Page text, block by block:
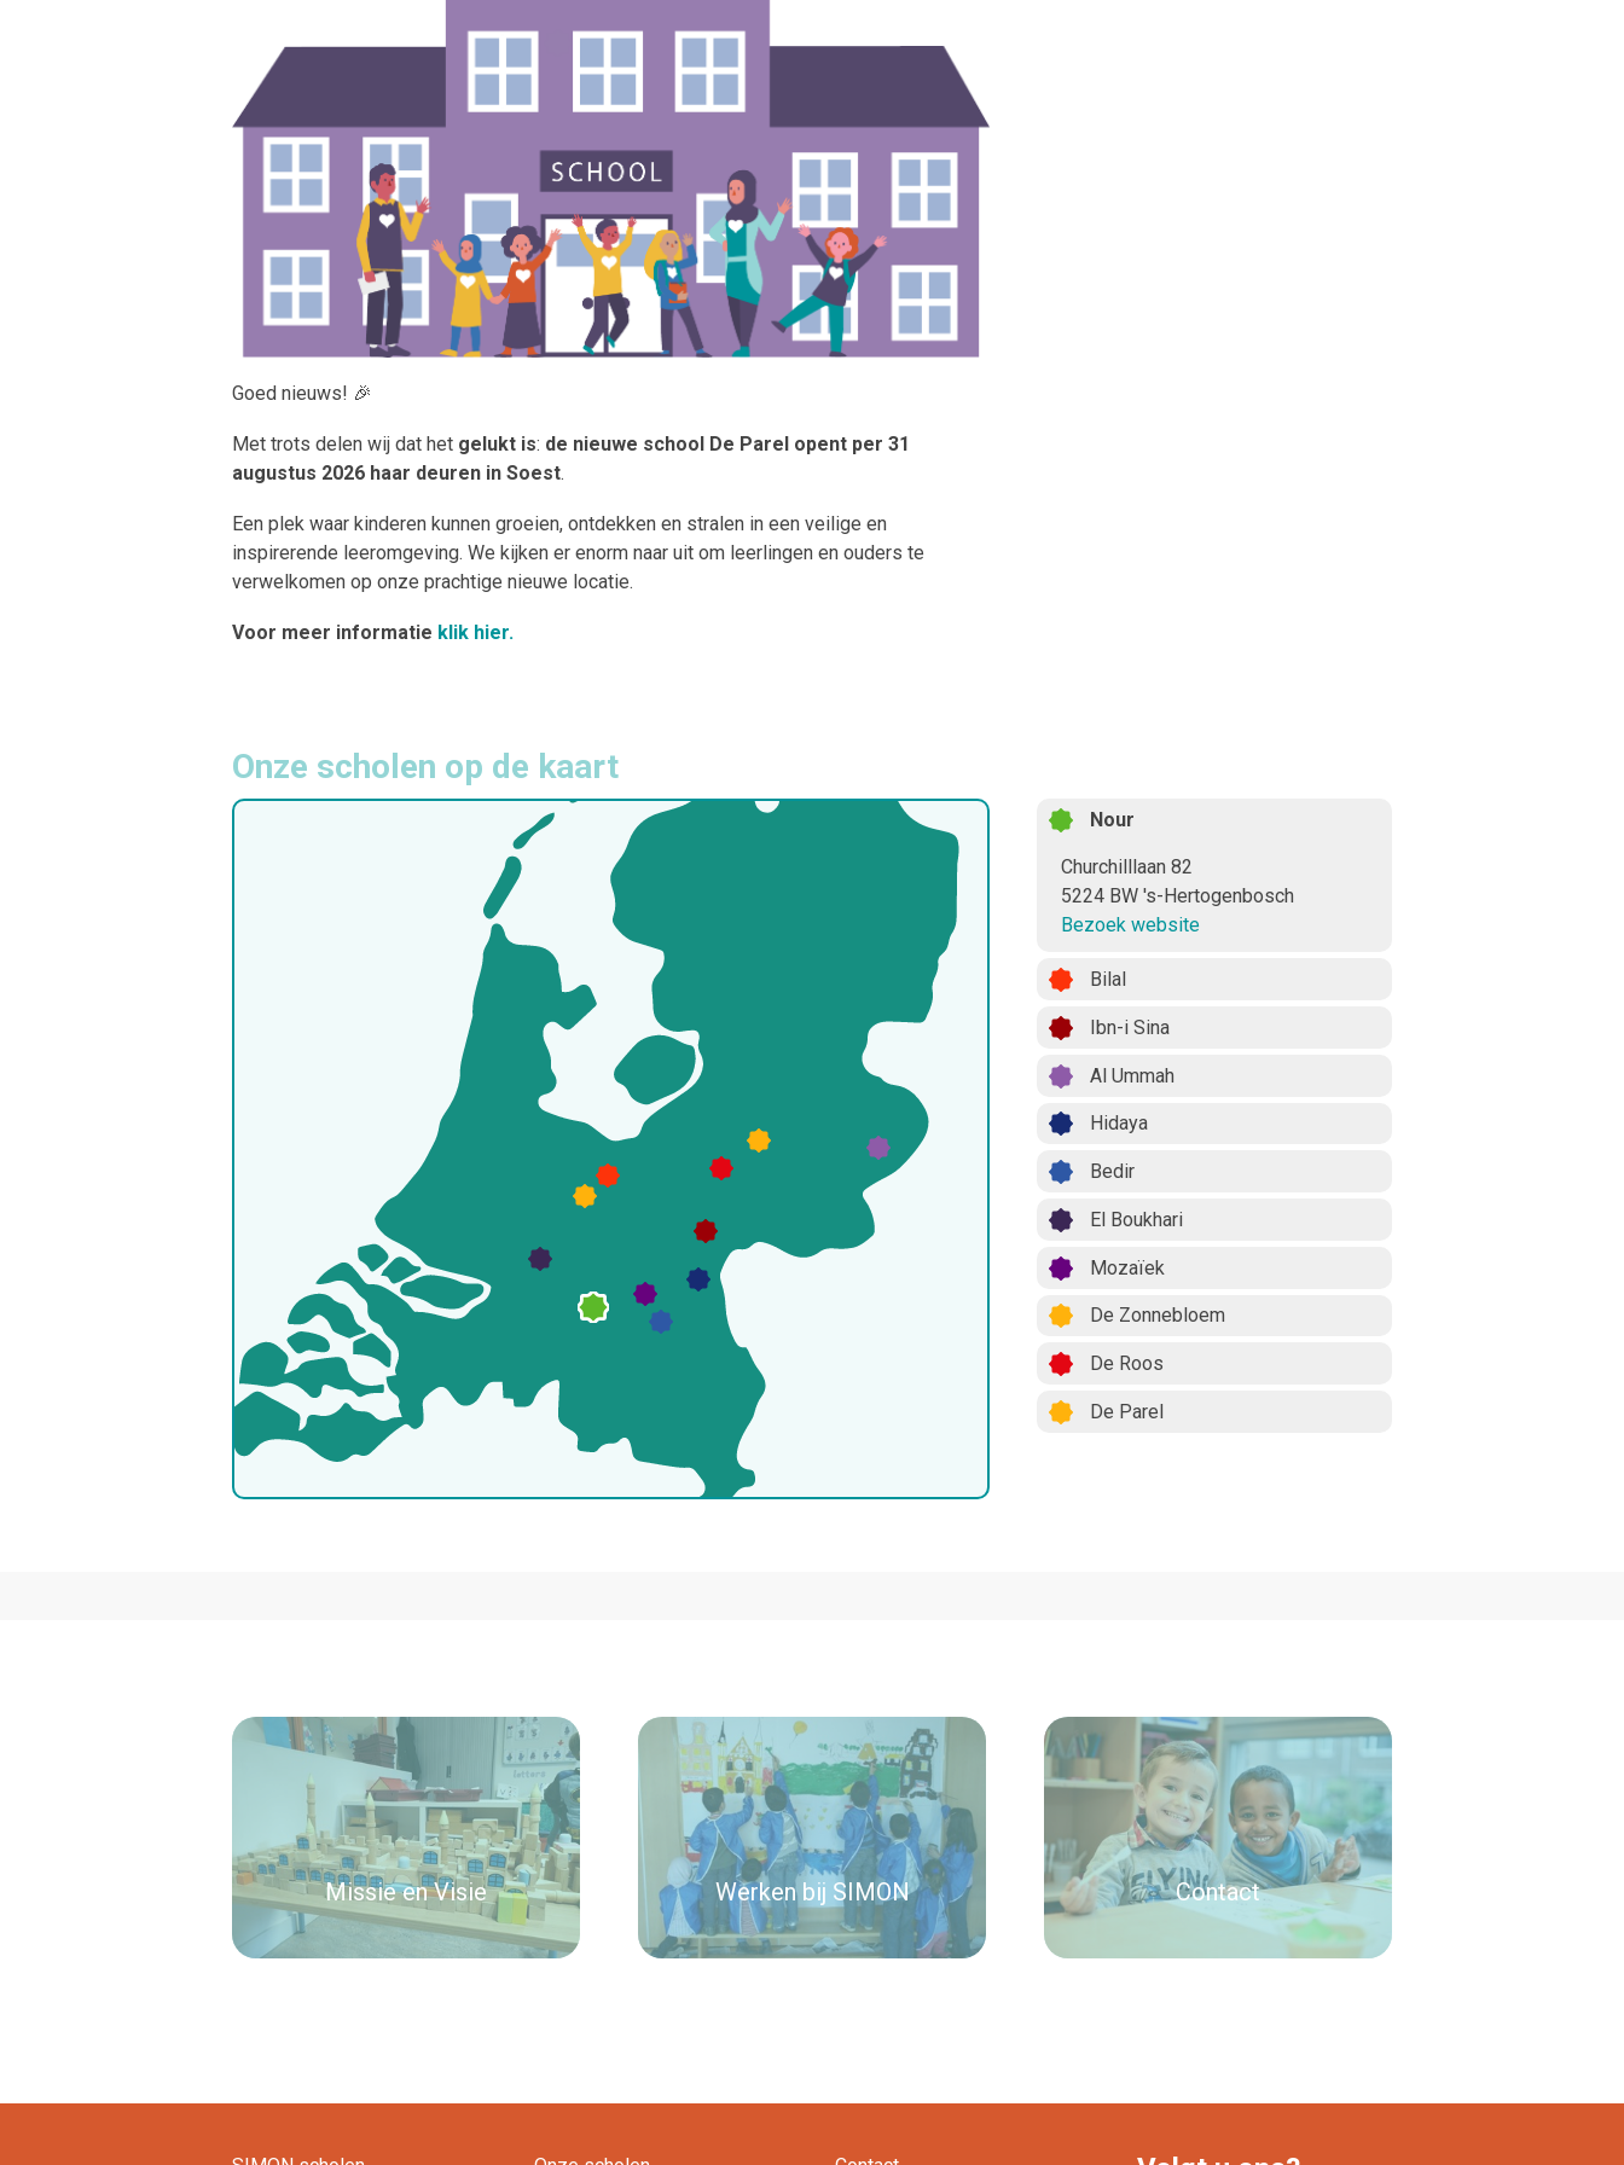
Goed nieuws! 🎉
Met trots delen wij dat het gelukt is: de nieuwe school De Parel opent per 31
augustus 2026 haar deuren in Soest.
Een plek waar kinderen kunnen groeien, ontdekken en stralen in een veilige en
inspirerende leeromgeving. We kijken er enorm naar uit om leerlingen en ouders te
verwelkomen op onze prachtige nieuwe locatie.
Voor meer informatie klik hier.
Onze scholen op de kaart
Nour
Churchilllaan 82
5224 BW 's-Hertogenbosch
Bezoek website
Bilal
Ibn-i Sina
Al Ummah
Hidaya
Bedir
El Boukhari
Mozaïek
De Zonnebloem
De Roos
De Parel
Missie en Visie Werken bij SIMON Contact